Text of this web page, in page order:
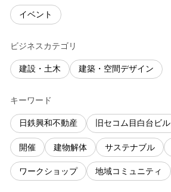
イベント
ビジネスカテゴリ
建設・土木 建築・空間デザイン
キーワード
日鉄興和不動産 旧セコム目白台ビル
開催 建物解体 サステナブル
ワークショップ 地域コミュニティ